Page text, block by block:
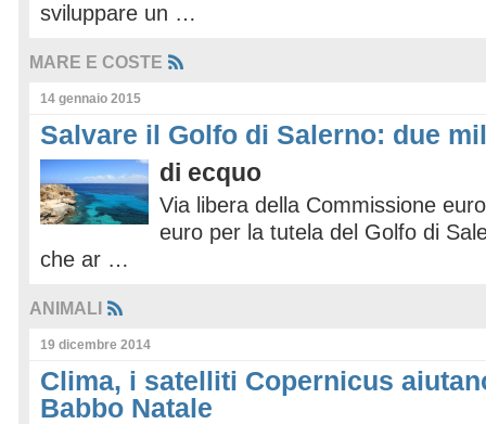
sviluppare un …
MARE E COSTE
14 gennaio 2015
Salvare il Golfo di Salerno: due
di ecquo
Via libera della Commissione
euro per la tutela del Golfo di
che ar …
ANIMALI
19 dicembre 2014
Clima, i satelliti Copernicus
Babbo Natale